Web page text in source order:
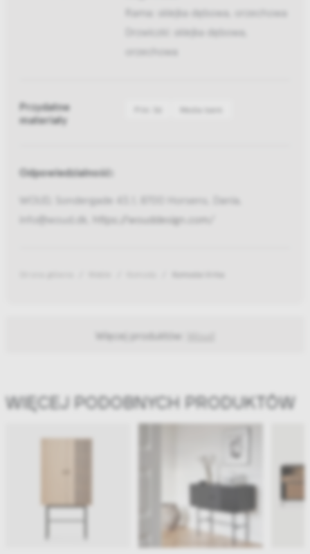
Rama: sklejka dębowa, orzechowa
Drzwiczki: sklejka dębowa,
orzechowa
Przydatne
materiały
Media bank
Odpowiedzialność:
WOUD, Sondergade 43.1, 8700 Horsens, Dania,
info@woud.dk,
https://wouddesign.com/
Więcej produktów:
WIĘCEJ PODOBNYCH PRODUKTÓW